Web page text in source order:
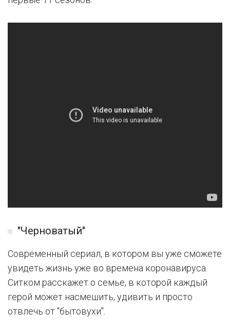
"Черноватый"
Современный сериал, в котором вы уже сможете
увидеть жизнь уже во времена коронавируса.
Ситком расскажет о семье, в которой каждый
герой может насмешить, удивить и просто
отвлечь от "бытовухи".